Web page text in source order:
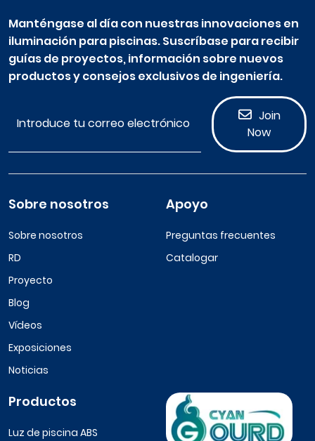
Manténgase al día con nuestras innovaciones en
iluminación para piscinas. Suscríbase para recibir
guías de proyectos, información sobre nuevos
productos y consejos exclusivos de ingeniería.
Join
Now
Sobre nosotros
Sobre nosotros
RD
Proyecto
Blog
Vídeos
Exposiciones
Noticias
Apoyo
Preguntas frecuentes
Catalogar
Productos
Luz de piscina ABS